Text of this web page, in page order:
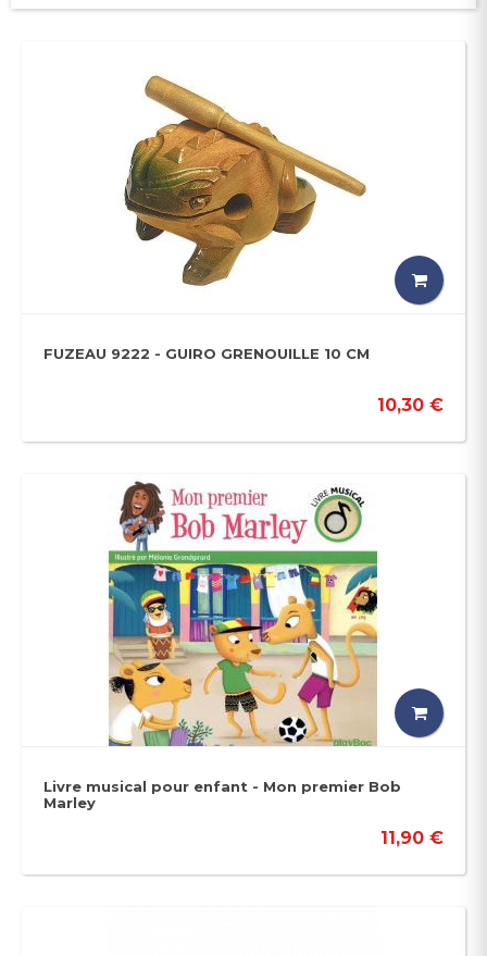
FUZEAU 9222 - GUIRO GRENOUILLE 10 CM
10,30 €
Livre musical pour enfant - Mon premier Bob
Marley
11,90 €